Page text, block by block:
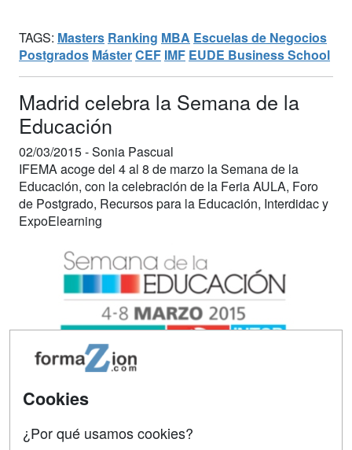
TAGS: Masters Ranking MBA Escuelas de Negocios
Postgrados MásterCEF IMF EUDE Business School
Madrid celebra la Semana de la
Educación
02/03/2015 -Sonia Pascual
IFEMA acoge del 4 al 8 de marzo la Semana de la
Educación, con la celebración de la Feria AULA, Foro
de Postgrado, Recursos para la Educación, Interdidac y
ExpoElearning
Cookies
¿Por qué usamos cookies?